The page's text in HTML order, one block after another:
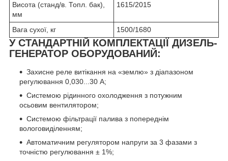
Висота (станд/в. Топл. бак),
мм
1615/2015
Вага сухої, кг 1500/1680
У СТАНДАРТНІЙ КОМПЛЕКТАЦІЇ ДИЗЕЛЬ-
ГЕНЕРАТОР ОБОРУДОВАНИЙ:
Захисне реле витікання на «землю» з діапазоном
регулювання 0,030...30 А;
Системою рідинного охолодження з потужним
осьовим вентилятором;
Системою фільтрації палива з попереднім
вологовиділенням;
Автоматичним регулятором напруги за 3 фазами з
точністю регулювання ± 1%;